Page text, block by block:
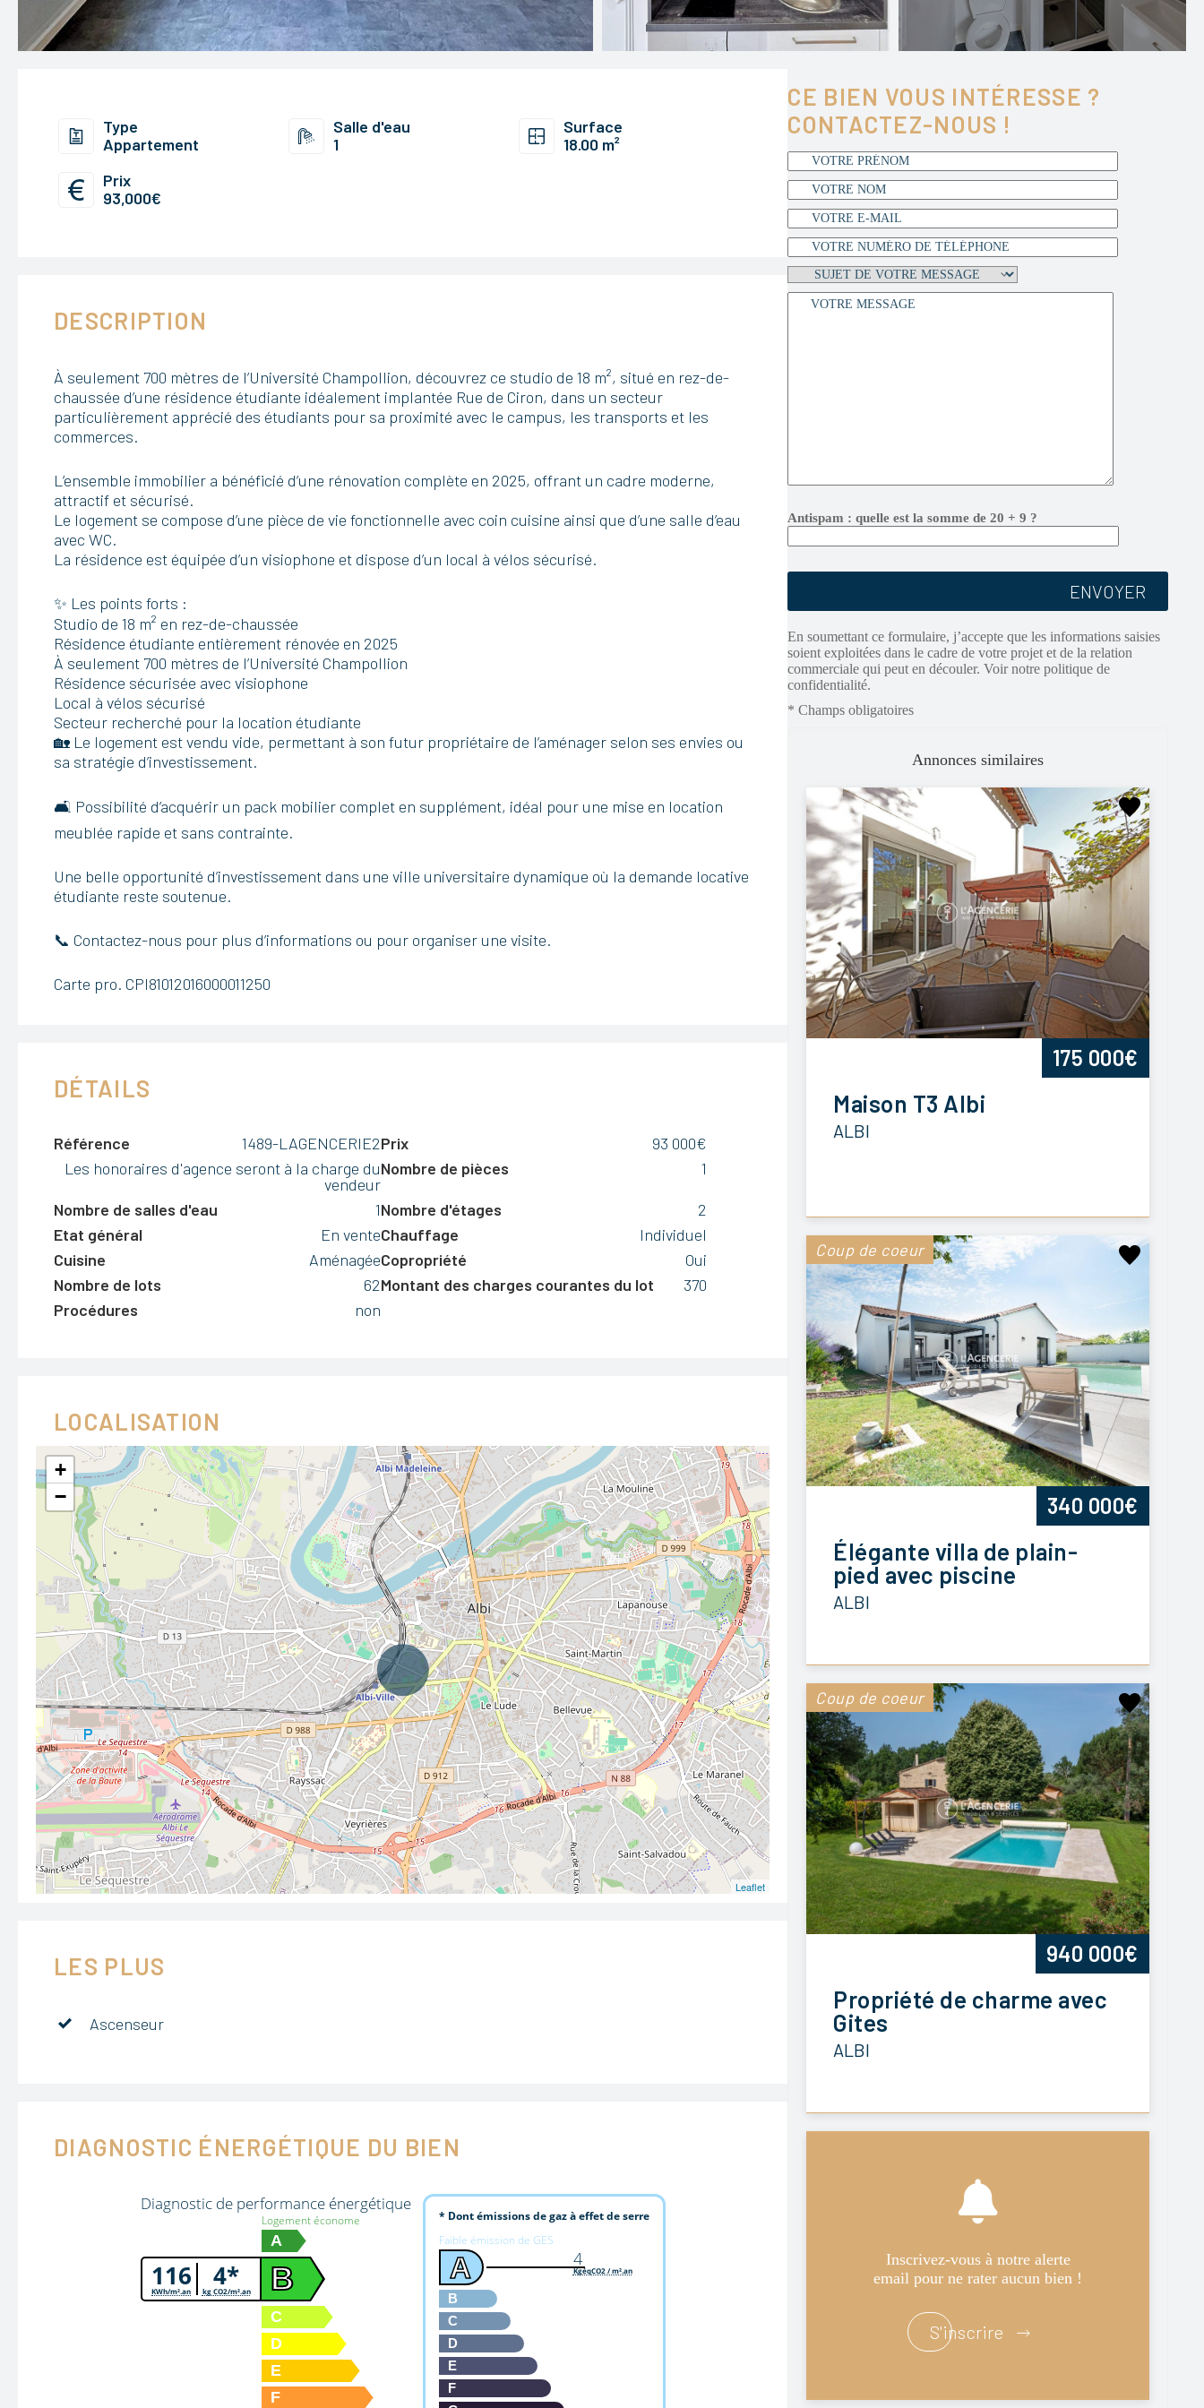
Type
Appartement
Salle d'eau
1
Surface
18.00 m²
Prix
93,000€
DESCRIPTION
À seulement 700 mètres de l’Université Champollion, découvrez ce studio de 18 m², situé en rez-de-
chaussée d’une résidence étudiante idéalement implantée Rue de Ciron, dans un secteur
particulièrement apprécié des étudiants pour sa proximité avec le campus, les transports et les
commerces.
L’ensemble immobilier a bénéficié d’une rénovation complète en 2025, offrant un cadre moderne,
attractif et sécurisé.
Le logement se compose d’une pièce de vie fonctionnelle avec coin cuisine ainsi que d’une salle d’eau
avec WC.
La résidence est équipée d’un visiophone et dispose d’un local à vélos sécurisé.
✨ Les points forts :
Studio de 18 m² en rez-de-chaussée
Résidence étudiante entièrement rénovée en 2025
À seulement 700 mètres de l’Université Champollion
Résidence sécurisée avec visiophone
Local à vélos sécurisé
Secteur recherché pour la location étudiante
🏡 Le logement est vendu vide, permettant à son futur propriétaire de l’aménager selon ses envies ou
sa stratégie d’investissement.
🛋️ Possibilité d’acquérir un pack mobilier complet en supplément, idéal pour une mise en location
meublée rapide et sans contrainte.
Une belle opportunité d’investissement dans une ville universitaire dynamique où la demande locative
étudiante reste soutenue.
📞 Contactez-nous pour plus d’informations ou pour organiser une visite.
Carte pro. CPI81012016000011250
DÉTAILS
Référence 1489-LAGENCERIE2Prix
93 000€
Les honoraires d'agence seront à la charge du
vendeur
Nombre de pièces 1
Nombre de salles d'eau 1Nombre d'étages
2
Etat général
En venteChauffage
Individuel
Cuisine
AménagéeCopropriété
Oui
Nombre de lots
62Montant des charges courantes du lot
370
Procédures
non
LOCALISATION
+
−
Leaflet
LES PLUS
Ascenseur
DIAGNOSTIC ÉNERGÉTIQUE DU BIEN
Diagnostic de performance énergétique
116
KWh/m².an 4*
kg CO2/m².an
Logement économe
A
B
C
D
E
F
* Dont émissions de gaz à effet de serre
Faible émission de GES
A
B
C
D
E
F
4
KgéqCO2 / m².an
CE BIEN VOUS INTÉRESSE ?
CONTACTEZ-NOUS !
e
i
z
a
i
s
s
Antispam : quelle est la somme de 20 + 9 ?
En soumettant ce formulaire, j’accepte que les informations saisies
soient exploitées dans le cadre de votre projet et de la relation
commerciale qui peut en découler. Voir notre politique de
confidentialité.
* Champs obligatoires
Annonces similaires
Maison T3 Albi
ALBI
175 000€
Coup de coeur
Élégante villa de plain-
pied avec piscine
ALBI
340 000€
Coup de coeur
Propriété de charme avec
Gites
ALBI
940 000€
Inscrivez-vous à notre alerte
email pour ne rater aucun bien !
S'inscrire